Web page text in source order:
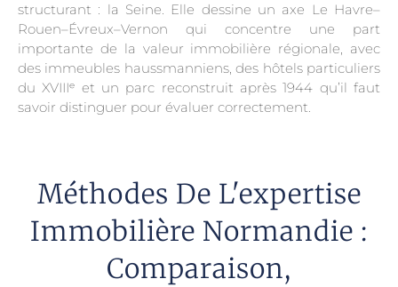
structurant : la Seine. Elle dessine un axe Le Havre–
Rouen–Évreux–Vernon qui concentre une part
importante de la valeur immobilière régionale, avec
des immeubles haussmanniens, des hôtels particuliers
du XVIIIᵉ et un parc reconstruit après 1944 qu’il faut
savoir distinguer pour évaluer correctement.
Méthodes De L'expertise
Immobilière Normandie :
Comparaison,